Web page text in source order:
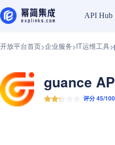
API Hub
开放平台首页>企业服务>IT运维工具>
guance
评分 45/100